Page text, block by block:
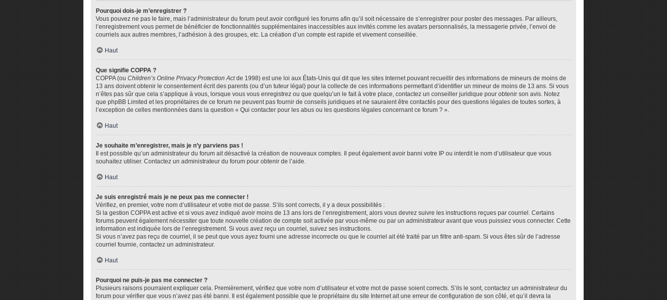
Pourquoi dois-je m’enregistrer ?
Vous pouvez ne pas le faire, mais l’administrateur du forum peut avoir configuré les forums afin qu’il soit nécessaire de s’enregistrer pour poster des messages. Par ailleurs,
l’enregistrement vous permet de bénéficier de fonctionnalités supplémentaires inaccessibles aux invités comme les avatars personnalisés, la messagerie privée, l’envoi de
courriels aux autres membres, l’adhésion à des groupes, etc. La création d’un compte est rapide et vivement conseillée.
Haut
Que signifie COPPA ?
COPPA (ou Children’s Online Privacy Protection Actde 1998) est une loi aux États-Unis qui dit que les sites Internet pouvant recueillir des informations de mineurs de moins de
13 ans doivent obtenir le consentement écrit des parents (ou d’un tuteur légal) pour la collecte de ces informations permettant d’identifier un mineur de moins de 13 ans. Si vous
n’êtes pas sûr que cela s’applique à vous, lorsque vous vous enregistrez ou que quelqu’un le fait à votre place, contactez un conseiller juridique pour obtenir son avis. Notez
que phpBB Limited et les propriétaires de ce forum ne peuvent pas fournir de conseils juridiques et ne sauraient être contactés pour des questions légales de toutes sortes, à
l’exception de celles mentionnées dans la question « Qui contacter pour les abus ou les questions légales concernant ce forum ? ».
Haut
Je souhaite m’enregistrer, mais je n’y parviens pas !
Il est possible qu’un administrateur du forum ait désactivé la création de nouveaux comptes. Il peut également avoir banni votre IP ou interdit le nom d’utilisateur que vous
souhaitez utiliser. Contactez un administrateur du forum pour obtenir de l’aide.
Haut
Je suis enregistré mais je ne peux pas me connecter !
Vérifiez, en premier, votre nom d’utilisateur et votre mot de passe. S’ils sont corrects, il y a deux possibilités :
Si la gestion COPPA est active et si vous avez indiqué avoir moins de 13 ans lors de l’enregistrement, alors vous devrez suivre les instructions reçues par courriel. Certains
forums peuvent également nécessiter que toute nouvelle création de compte soit activée par vous-même ou par un administrateur avant que vous puissiez vous connecter. Cette
information est indiquée lors de l’enregistrement. Si vous avez reçu un courriel, suivez ses instructions.
Si vous n’avez pas reçu de courriel, il se peut que vous ayez fourni une adresse incorrecte ou que le courriel ait été traité par un filtre anti-spam. Si vous êtes sûr de l’adresse
courriel fournie, contactez un administrateur.
Haut
Pourquoi ne puis-je pas me connecter ?
Plusieurs raisons pourraient expliquer cela. Premièrement, vérifiez que votre nom d’utilisateur et votre mot de passe soient corrects. S’ils le sont, contactez un administrateur du
forum pour vérifier que vous n’avez pas été banni. Il est également possible que le propriétaire du site Internet ait une erreur de configuration de son côté, et qu’il devra la